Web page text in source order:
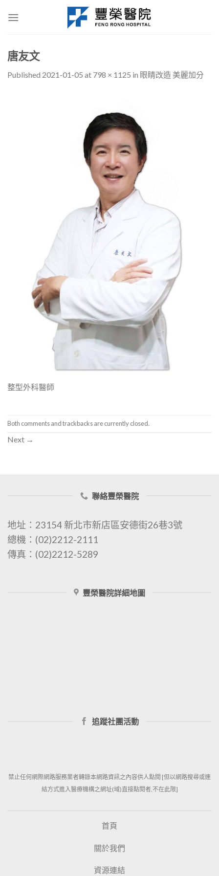
唐友文
Published 2021-01-05 at 798 × 1125 in 眼睛改造 美麗加分
整型外科醫師
Both comments and trackbacks are currently closed.
Next →
聯絡豐榮醫院
地址：23154 新北市新店區安德街26巷3號
總機：(02)2212-2111
傳真：(02)2212-5289
豐榮醫院詳細地圖
追蹤社團活動
禁止任何網際網路服務業者轉錄本網路資訊之內容供人點閱 [但以網路搜尋或連
結方式進入醫療機構之網址(域)直接點閱者,不在此限]
首頁
關於我們
資源連結